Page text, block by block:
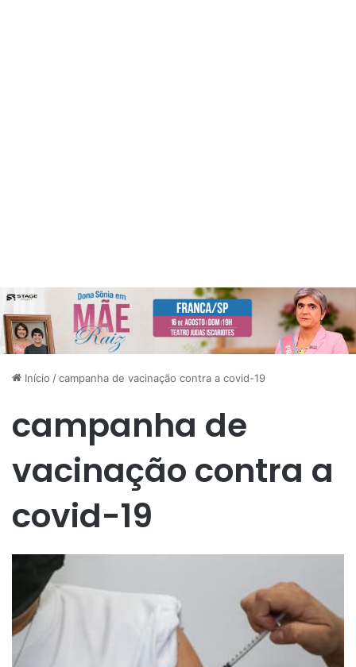
Início /campanha de vacinação contra a covid-19
campanha de
vacinação contra a
covid-19